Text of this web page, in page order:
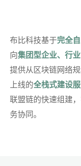
布比科技基于完全
向集团型企业、行
提供从区块链网络
上线的全栈式建设
联盟链的快速组建
务协同。